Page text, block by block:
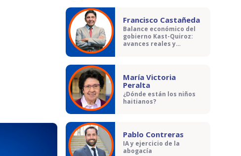
Francisco Castañeda
Balance económico del
gobierno Kast-Quiroz:
avances reales y
María Victoria
Peralta
¿Dónde están los niños
haitianos?
Pablo Contreras
IA y ejercicio de la
abogacía